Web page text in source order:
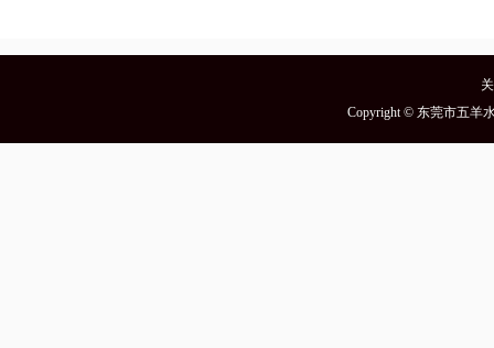
Copyright © 东莞市五